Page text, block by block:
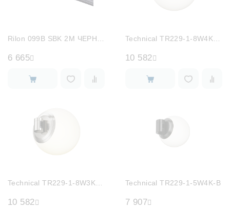
6 665 10 582
10 582
Technical TR229-1-5W4K-B
7 907